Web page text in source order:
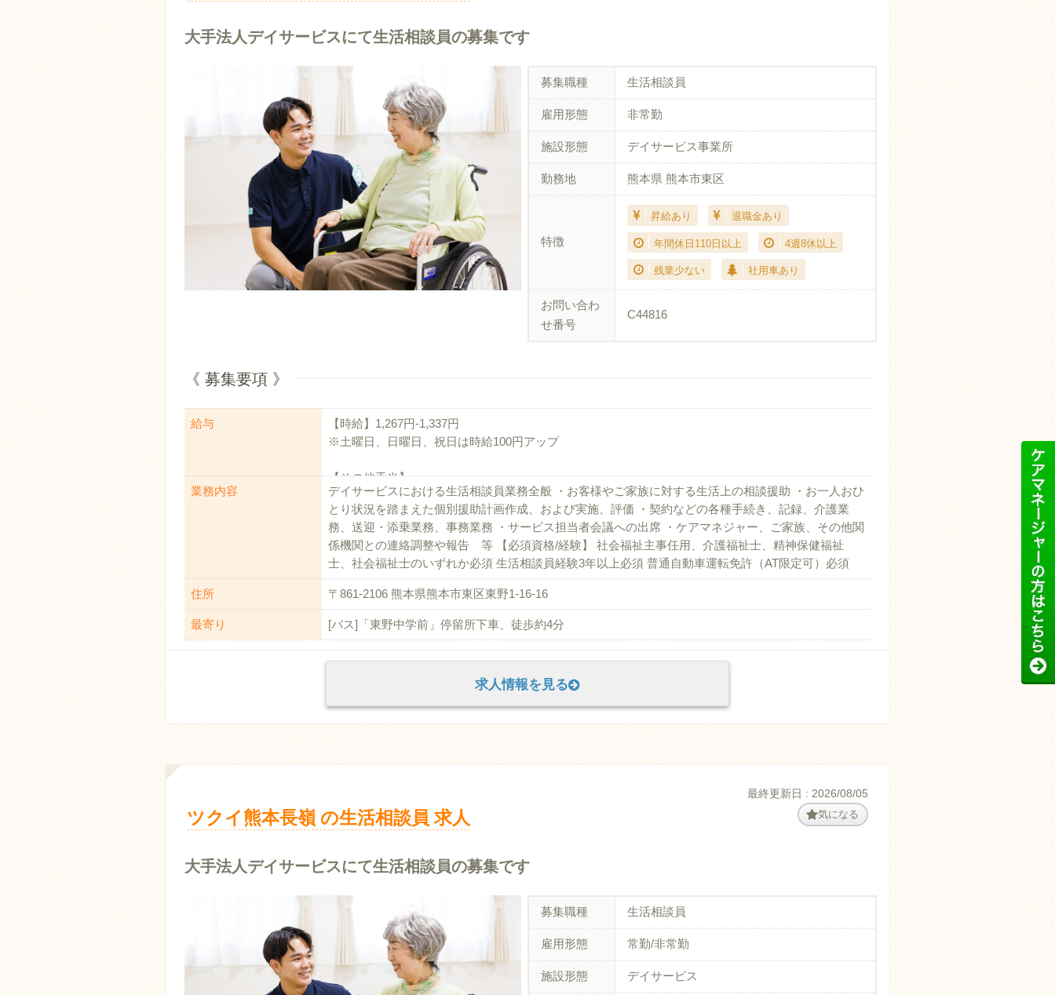
大手法人デイサービスにて生活相談員の募集です
募集職種 生活相談員
雇用形態 非常勤
施設形態 デイサービス事業所
勤務地 熊本県 熊本市東区
特徴
昇給あり 退職金あり
年間休日110日以上 4週8休以上
残業少ない 社用車あり
お問い合わ
せ番号
C44816
《 募集要項 》
給与
【時給】1,267円-1,337円
※土曜日、日曜日、祝日は時給100円アップ
【その他手当】
時間外勤務手当
資格手当
特別手当
業務内容
デイサービスにおける生活相談員業務全般 ・お客様やご家族に対する生活上の相談援助 ・お一人おひ
とり状況を踏まえた個別援助計画作成、および実施、評価 ・契約などの各種手続き、記録、介護業
務、送迎・添乗業務、事務業務 ・サービス担当者会議への出席 ・ケアマネジャー、ご家族、その他関
係機関との連絡調整や報告 等 【必須資格/経験】 社会福祉主事任用、介護福祉士、精神保健福祉
士、社会福祉士のいずれか必須 生活相談員経験3年以上必須 普通自動車運転免許（AT限定可）必須
住所 〒861-2106 熊本県熊本市東区東野1-16-16
最寄り [バス]「東野中学前」停留所下車、徒歩約4分
求人情報を見る
最終更新日 : 2026/08/05
ツクイ熊本長嶺 の生活相談員 求人 気になる
大手法人デイサービスにて生活相談員の募集です
募集職種 生活相談員
雇用形態 常勤/非常勤
施設形態 デイサービス